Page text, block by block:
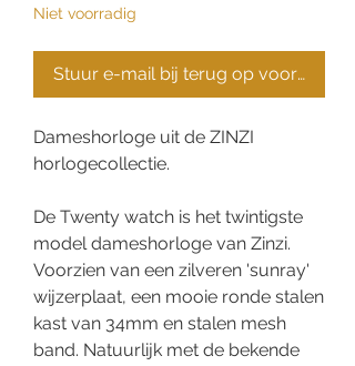
Niet voorradig
Stuur e-mail bij terug op voorraad
Dameshorloge uit de ZINZI
horlogecollectie.
De Twenty watch is het twintigste
model dameshorloge van Zinzi.
Voorzien van een zilveren 'sunray'
wijzerplaat, een mooie ronde stalen
kast van 34mm en stalen mesh
band. Natuurlijk met de bekende